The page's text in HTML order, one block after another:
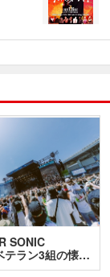
SONIC
テラン3組の懐…